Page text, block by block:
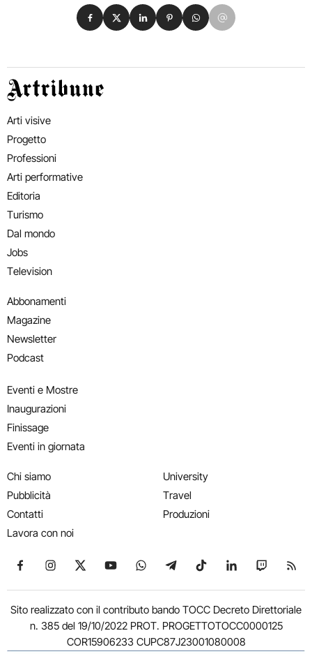
Condividi su Facebook
Condividi su X
Condividi su LinkedIn
Condividi su Pinterest
Condividi su WhatsApp
Condividi su Email
Artribune
Arti visive
Progetto
Professioni
Arti performative
Editoria
Turismo
Dal mondo
Jobs
Television
Abbonamenti
Magazine
Newsletter
Podcast
Eventi e Mostre
Inaugurazioni
Finissage
Eventi in giornata
Chi siamo
Pubblicità
Contatti
Lavora con noi
University
Travel
Produzioni
Seguici su Facebook
Seguici su Instagram
Seguici su X
Seguici su YouTube
Seguici su WhatsApp
Seguici su Telegram
Seguici su TikTok
Seguici su
Seguici
Sito realizzato con il contributo bando TOCC Decreto Direttoriale
n. 385 del 19/10/2022 PROT. PROGETTOTOCC0000125
COR15906233 CUPC87J23001080008